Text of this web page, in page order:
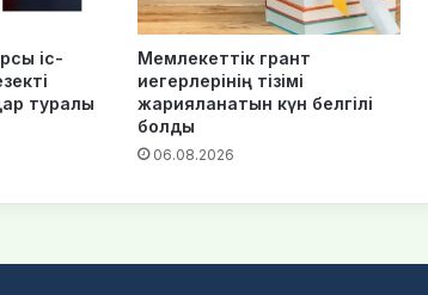
іс-
туралы
Мемлекеттік грант
иегерлерінің тізімі
жарияланатын күн белгілі
болды
06.08.2026